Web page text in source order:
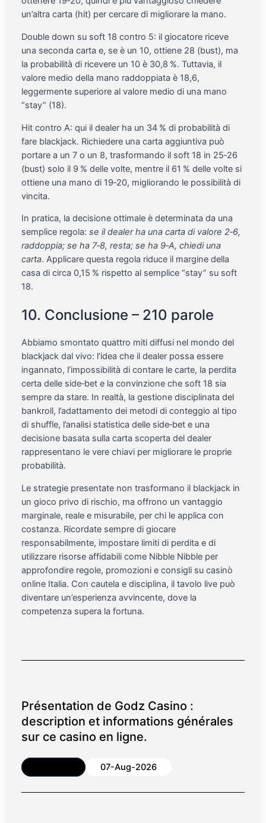
un’altra carta (hit) per cercare di migliorare la mano.
Double down su soft 18 contro 5: il giocatore riceve
una seconda carta e, se è un 10, ottiene 28 (bust), ma
la probabilità di ricevere un 10 è 30,8 %. Tuttavia, il
valore medio della mano raddoppiata è 18,6,
leggermente superiore al valore medio di una mano
“stay” (18).
Hit contro A: qui il dealer ha un 34 % di probabilità di
fare blackjack. Richiedere una carta aggiuntiva può
portare a un 7 o un 8, trasformando il soft 18 in 25‑26
(bust) solo il 9 % delle volte, mentre il 61 % delle volte si
ottiene una mano di 19‑20, migliorando le possibilità di
vincita.
In pratica, la decisione ottimale è determinata da una
semplice regola: se il dealer ha una carta di valore 2‑6,
raddoppia; se ha 7‑8, resta; se ha 9‑A, chiedi una
carta. Applicare questa regola riduce il margine della
casa di circa 0,15 % rispetto al semplice “stay” su soft
18.
10. Conclusione – 210 parole
Abbiamo smontato quattro miti diffusi nel mondo del
blackjack dal vivo: l’idea che il dealer possa essere
ingannato, l’impossibilità di contare le carte, la perdita
certa delle side‑bet e la convinzione che soft 18 sia
sempre da stare. In realtà, la gestione disciplinata del
bankroll, l’adattamento dei metodi di conteggio al tipo
di shuffle, l’analisi statistica delle side‑bet e una
decisione basata sulla carta scoperta del dealer
rappresentano le vere chiavi per migliorare le proprie
probabilità.
Le strategie presentate non trasformano il blackjack in
un gioco privo di rischio, ma offrono un vantaggio
marginale, reale e misurabile, per chi le applica con
costanza. Ricordate sempre di giocare
responsabilmente, impostare limiti di perdita e di
utilizzare risorse affidabili come Nibble Nibble per
approfondire regole, promozioni e consigli su casinò
online Italia. Con cautela e disciplina, il tavolo live può
diventare un’esperienza avvincente, dove la
competenza supera la fortuna.
Présentation de Godz Casino :
description et informations générales
sur ce casino en ligne.
07-Aug-2026